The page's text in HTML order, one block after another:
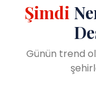
Şimdi
Günün trend